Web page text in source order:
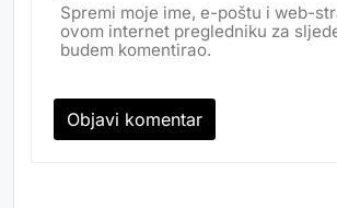
Spremi moje ime, e-poštu i web-
ovom internet pregledniku za
budem komentirao.